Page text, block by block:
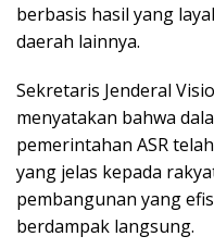
berbasis hasil yang
daerah lainnya.
Sekretaris Jenderal
menyatakan bahwa
pemerintahan ASR
yang jelas kepada
pembangunan yang
berdampak langsung.